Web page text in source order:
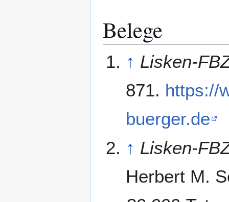
Belege
↑ Lisken-
871. https://
buerger.de
↑ Lisken-
Herbert M.